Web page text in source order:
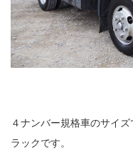
４ナンバー規格車のサイ
ラックです。